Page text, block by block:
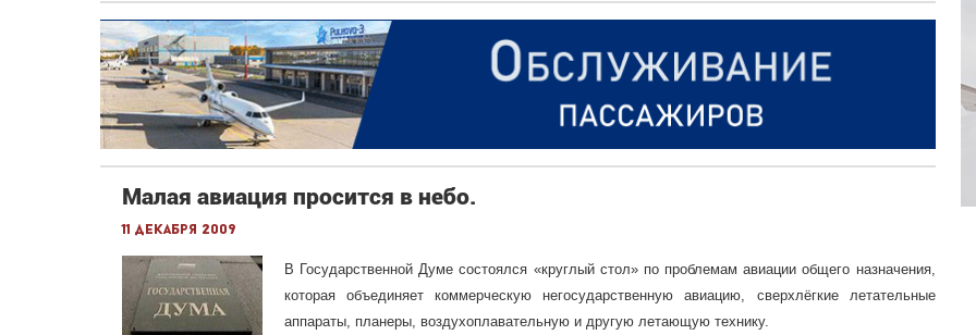
Малая авиация просится в небо.
11 декабря 2009
В Государственной Думе состоялся «круглый стол» по проблемам авиации общего назна­чения­,
которая объединяет коммерческую негосударственную авиацию, сверхлёгкие летательные
аппараты, планеры, воздухоплавательную и другую летающую технику.